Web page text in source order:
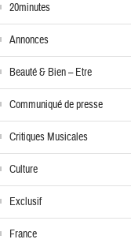
20minutes
Annonces
Beauté & Bien – Etre
Communiqué de presse
Critiques Musicales
Culture
Exclusif
France